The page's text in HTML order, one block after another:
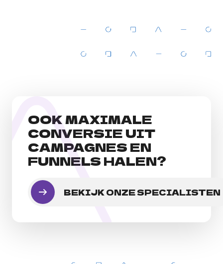
OOK MAXIMALE
CONVERSIE UIT
CAMPAGNES EN
FUNNELS HALEN?
BEKIJK ONZE SPECIALISTEN